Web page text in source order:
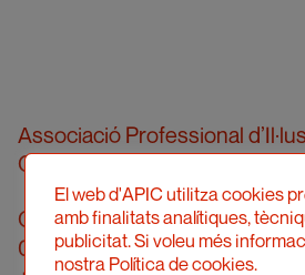
Associació Professional
Catalunya
Carrer Londres, 96, pral. 2a
08036 Barcelona
El web d'APIC utilitza cookies
amb finalitats analítiques,
publicitat. Si voleu més
nostra Política de cookies.